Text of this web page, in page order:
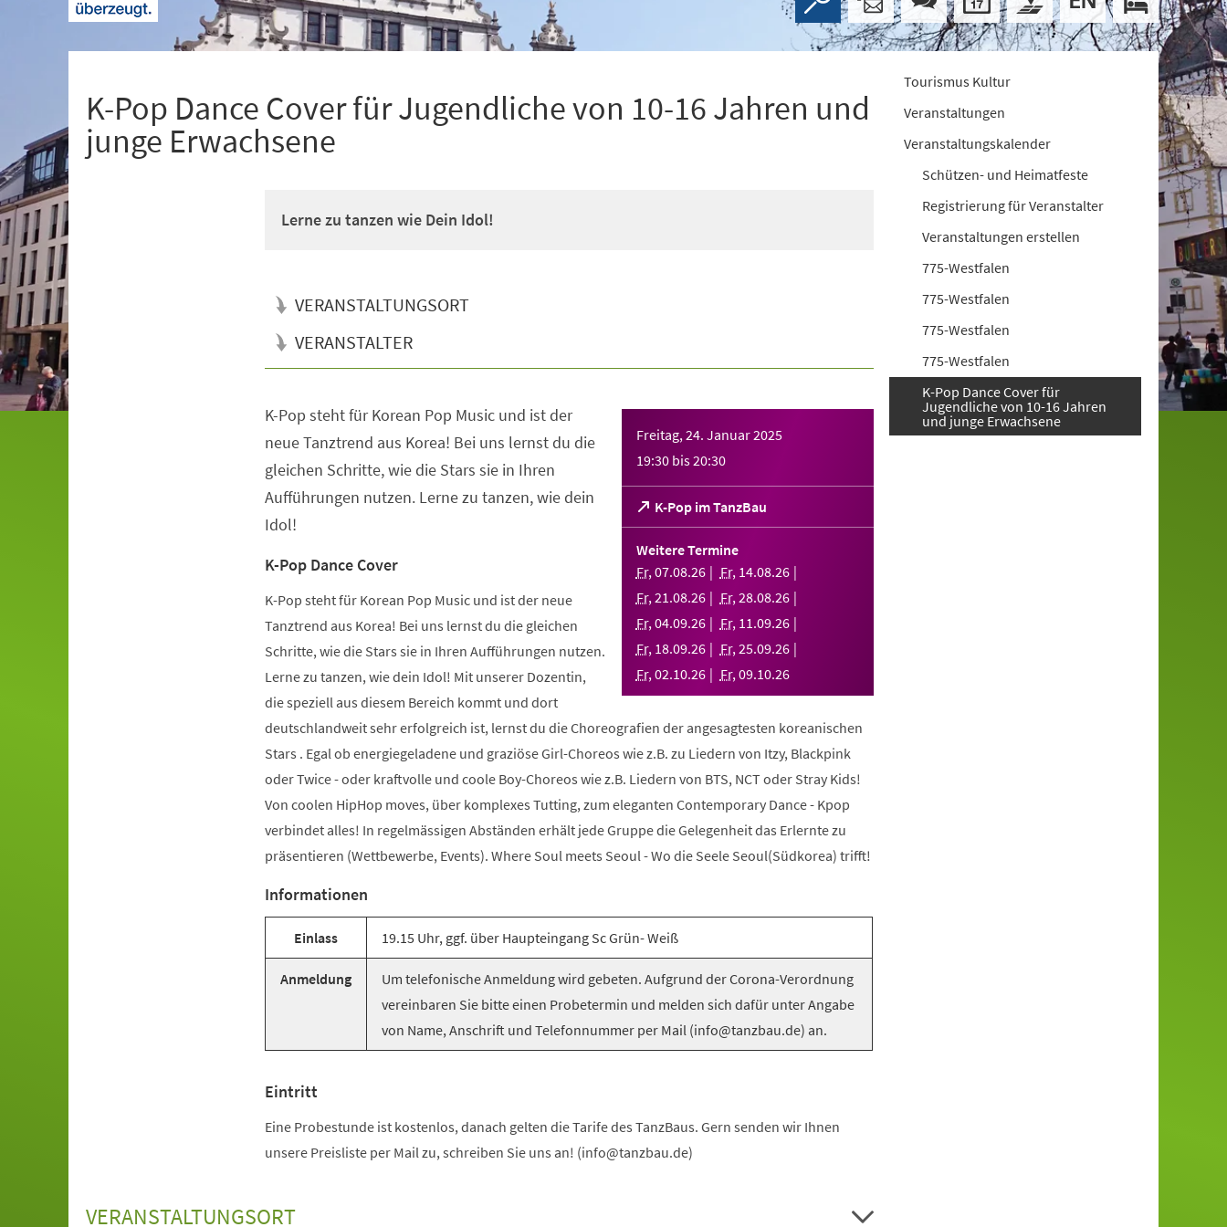
K-Pop Dance Cover für Jugendliche von 10-16 Jahren und
junge Erwachsene
Lerne zu tanzen wie Dein Idol!
VERANSTALTUNGSORT
VERANSTALTER
Freitag, 24. Januar 2025
19:30 bis20:30
K-Pop im TanzBau
(Öffnet
in
einem
Tab)
Weitere Termine
Fr,07.08.26 Fr, 14.08.26
Fr,21.08.26 Fr,28.08.26
Fr,04.09.26 Fr, 11.09.26
Fr, 18.09.26 Fr,25.09.26
Fr,02.10.26 Fr,09.10.26
K-Pop steht für Korean Pop Music und ist der
neue Tanztrend aus Korea! Bei uns lernst du die
gleichen Schritte, wie die Stars sie in Ihren
Aufführungen nutzen. Lerne zu tanzen, wie dein
Idol!
K-Pop Dance Cover
K-Pop steht für Korean Pop Music und ist der neue
Tanztrend aus Korea! Bei uns lernst du die gleichen
Schritte, wie die Stars sie in Ihren Aufführungen nutzen.
Lerne zu tanzen, wie dein Idol! Mit unserer Dozentin,
die speziell aus diesem Bereich kommt und dort
deutschlandweit sehr erfolgreich ist, lernst du die Choreografien der angesagtesten koreanischen
Stars . Egal ob energiegeladene und graziöse Girl-Choreos wie z.B. zu Liedern von Itzy, Blackpink
oder Twice - oder kraftvolle und coole Boy-Choreos wie z.B. Liedern von BTS, NCT oder Stray Kids!
Von coolen HipHop moves, über komplexes Tutting, zum eleganten Contemporary Dance - Kpop
verbindet alles! In regelmässigen Abständen erhält jede Gruppe die Gelegenheit das Erlernte zu
präsentieren (Wettbewerbe, Events). Where Soul meets Seoul - Wo die Seele Seoul(Südkorea) trifft!
Informationen
Einlass 19.15 Uhr, ggf. über Haupteingang Sc Grün- Weiß
Anmeldung
Um telefonische Anmeldung wird gebeten. Aufgrund der Corona-Verordnung
vereinbaren Sie bitte einen Probetermin und melden sich dafür unter Angabe
von Name, Anschrift und Telefonnummer per Mail (info@tanzbau.de) an.
Eintritt
Eine Probestunde ist kostenlos, danach gelten die Tarife des TanzBaus. Gern senden wir Ihnen
unsere Preisliste per Mail zu, schreiben Sie uns an! (info@tanzbau.de)
VERANSTALTUNGSORT
Tourismus Kultur
Veranstaltungen
Veranstaltungskalender
Schützen- und Heimatfeste
Registrierung für Veranstalter
Veranstaltungen erstellen
775-Westfalen
775-Westfalen
775-Westfalen
775-Westfalen
K-Pop Dance Cover für
Jugendliche von 10-16 Jahren
und junge Erwachsene